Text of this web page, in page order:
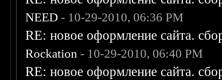
NEED - 10-29-2010, 06:36 PM
RE: новое оформление сайта.
Rockation - 10-29-2010, 06:40 PM
RE: новое оформление сайта.